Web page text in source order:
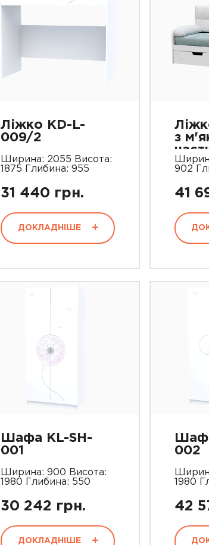
Ліжко KD-L-
009/2
Ширина: 2055 Висота:
1875 Глибина: 955
31 440 грн.
ДОКЛАДНІШЕ
з
902
41
Шафа KL-SH-
001
Ширина: 900 Висота:
1980 Глибина: 550
30 242 грн.
ДОКЛАДНІШЕ
002
1980
42